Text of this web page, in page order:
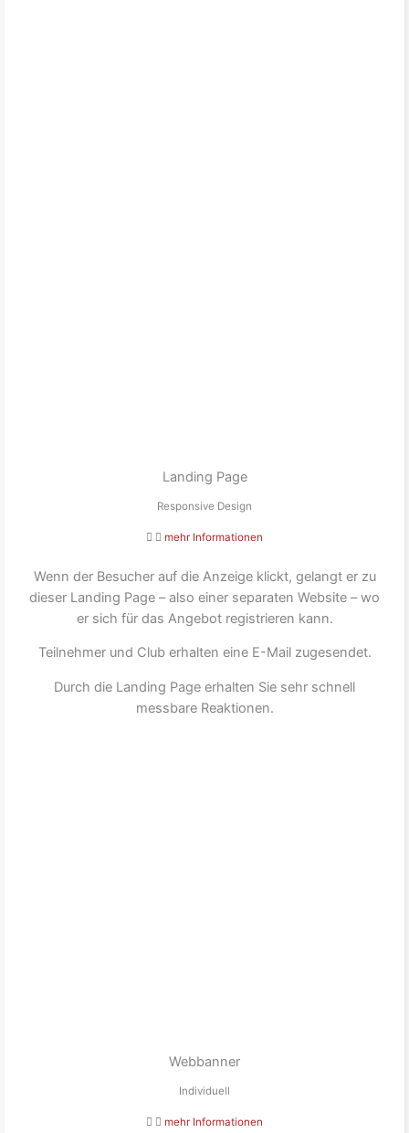
Landing Page
Responsive Design
mehr Informationen
Wenn der Besucher auf die Anzeige klickt, gelangt er zu
dieser Landing Page – also einer separaten Website – wo
er sich für das Angebot registrieren kann.
Teilnehmer und Club erhalten eine E-Mail zugesendet.
Durch die Landing Page erhalten Sie sehr schnell
messbare Reaktionen.
Webbanner
Individuell
mehr Informationen